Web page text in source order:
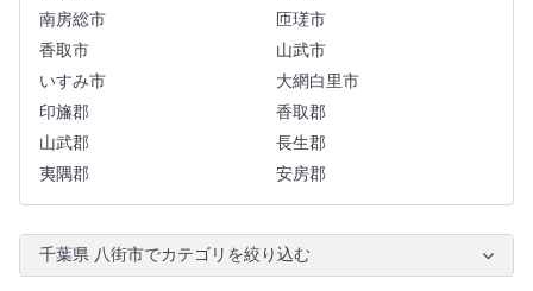
南房総市
匝瑳市
香取市
山武市
いすみ市
大網白里市
印旛郡
香取郡
山武郡
長生郡
夷隅郡
安房郡
千葉県 八街市でカテゴリを絞り込む